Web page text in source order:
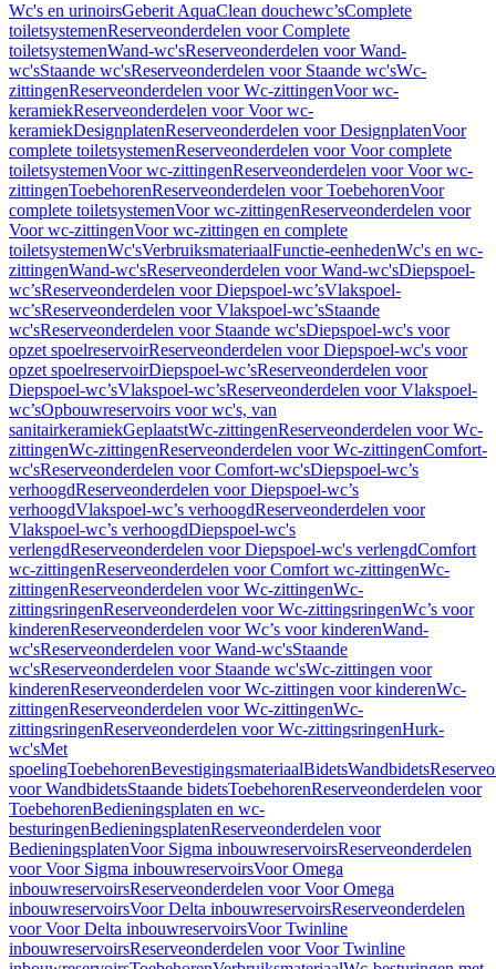
Wc's en urinoirsGeberit AquaClean douchewc’sComplete
toiletsystemenReserveonderdelen voor Complete
toiletsystemenWand-wc'sReserveonderdelen voor Wand-
wc'sStaande wc'sReserveonderdelen voor Staande wc'sWc-
zittingenReserveonderdelen voor Wc-zittingenVoor wc-
keramiekReserveonderdelen voor Voor wc-
keramiekDesignplatenReserveonderdelen voor DesignplatenVoor
complete toiletsystemenReserveonderdelen voor Voor complete
toiletsystemenVoor wc-zittingenReserveonderdelen voor Voor wc-
zittingenToebehorenReserveonderdelen voor ToebehorenVoor
complete toiletsystemenVoor wc-zittingenReserveonderdelen voor
Voor wc-zittingenVoor wc-zittingen en complete
toiletsystemenWc'sVerbruiksmateriaalFunctie-eenhedenWc's en wc-
zittingenWand-wc'sReserveonderdelen voor Wand-wc'sDiepspoel-
wc’sReserveonderdelen voor Diepspoel-wc’sVlakspoel-
wc’sReserveonderdelen voor Vlakspoel-wc’sStaande
wc'sReserveonderdelen voor Staande wc'sDiepspoel-wc's voor
opzet spoelreservoirReserveonderdelen voor Diepspoel-wc's voor
opzet spoelreservoirDiepspoel-wc’sReserveonderdelen voor
Diepspoel-wc’sVlakspoel-wc’sReserveonderdelen voor Vlakspoel-
wc’sOpbouwreservoirs voor wc's, van
sanitairkeramiekGeplaatstWc-zittingenReserveonderdelen voor Wc-
zittingenWc-zittingenReserveonderdelen voor Wc-zittingenComfort-
wc'sReserveonderdelen voor Comfort-wc'sDiepspoel-wc’s
verhoogdReserveonderdelen voor Diepspoel-wc’s
verhoogdVlakspoel-wc’s verhoogdReserveonderdelen voor
Vlakspoel-wc’s verhoogdDiepspoel-wc's
verlengdReserveonderdelen voor Diepspoel-wc's verlengdComfort
wc-zittingenReserveonderdelen voor Comfort wc-zittingenWc-
zittingenReserveonderdelen voor Wc-zittingenWc-
zittingsringenReserveonderdelen voor Wc-zittingsringenWc’s voor
kinderenReserveonderdelen voor Wc’s voor kinderenWand-
wc'sReserveonderdelen voor Wand-wc'sStaande
wc'sReserveonderdelen voor Staande wc'sWc-zittingen voor
kinderenReserveonderdelen voor Wc-zittingen voor kinderenWc-
zittingenReserveonderdelen voor Wc-zittingenWc-
zittingsringenReserveonderdelen voor Wc-zittingsringenHurk-
wc'sMet
spoelingToebehorenBevestigingsmateriaalBidetsWandbidets
voor WandbidetsStaande bidetsToebehorenReserveonderdelen voor
ToebehorenBedieningsplaten en wc-
besturingenBedieningsplatenReserveonderdelen voor
BedieningsplatenVoor Sigma inbouwreservoirsReserveonderdelen
voor Voor Sigma inbouwreservoirsVoor Omega
inbouwreservoirsReserveonderdelen voor Voor Omega
inbouwreservoirsVoor Delta inbouwreservoirsReserveonderdelen
voor Voor Delta inbouwreservoirsVoor Twinline
inbouwreservoirsReserveonderdelen voor Voor Twinline